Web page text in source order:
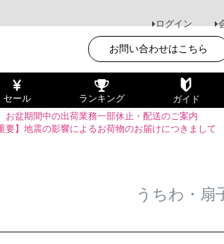
ログイン
お問い合わせはこちら
セール ランキング ガイド
お盆期間中の出荷業務一部休止・配送のご案内
要】地震の影響によるお荷物のお届けにつきまして
うちわ・扇